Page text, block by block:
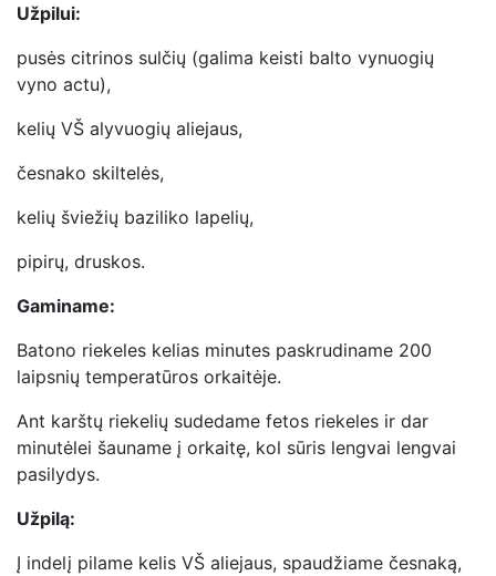
Užpilui:
pusės citrinos sulčių (galima keisti balto vynuogių
vyno actu),
kelių VŠ alyvuogių aliejaus,
česnako skiltelės,
kelių šviežių baziliko lapelių,
pipirų, druskos.
Gaminame:
Batono riekeles kelias minutes paskrudiname 200
laipsnių temperatūros orkaitėje.
Ant karštų riekelių sudedame fetos riekeles ir dar
minutėlei šauname į orkaitę, kol sūris lengvai lengvai
pasilydys.
Užpilą:
Į indelį pilame kelis VŠ aliejaus, spaudžiame česnaką,